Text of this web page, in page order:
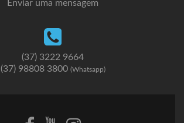
Enviar uma mensagem
(37) 3222 9664
(37) 98808 3800 (Whatsapp)